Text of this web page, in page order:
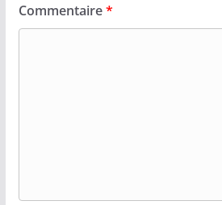
Commentaire*